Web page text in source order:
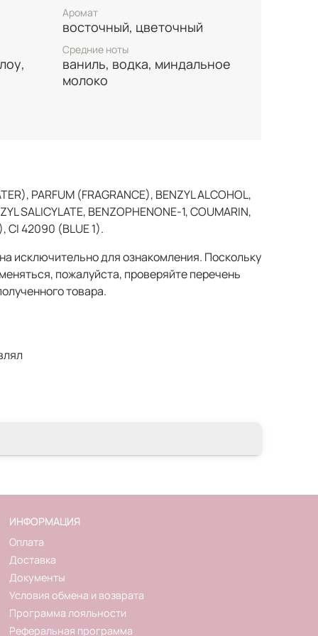
закрепляет образ, оставляя на коже
янтаря и чистого,
аромат-заявление для тех, кто ценит
и не боится экспериментировать с
Аромат
восточный, цветочный
Средние ноты
ваниль, водка, миндальное
молоко
PARFUM (FRAGRANCE), BENZYL ALCOHOL,
SALICYLATE, BENZOPHENONE-1, COUMARIN,
CI 42090 (BLUE 1).
исключительно для ознакомления. Поскольку
пожалуйста, проверяйте перечень
товара.
ИНФОРМАЦИЯ
Оплата
Доставка
Документы
Условия обмена и возврата
Программа лояльности
Реферальная программа